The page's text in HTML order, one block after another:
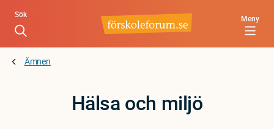
Hoppa
huvudinnehåll
Meny
Sök
Ämnen
Hälsa och miljö